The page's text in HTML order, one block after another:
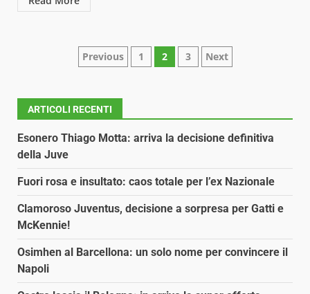
Paginazione
articoli
Previous 1 2 3 Next
ARTICOLI RECENTI
Esonero Thiago Motta: arriva la decisione definitiva
della Juve
Fuori rosa e insultato: caos totale per l’ex Nazionale
Clamoroso Juventus, decisione a sorpresa per Gatti e
McKennie!
Osimhen al Barcellona: un solo nome per convincere il
Napoli